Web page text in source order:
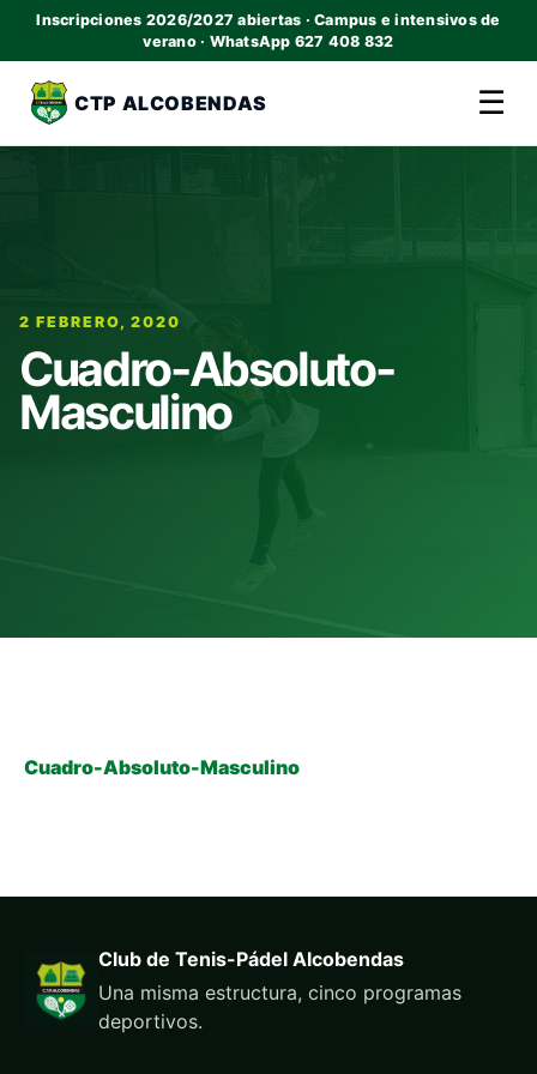
Inscripciones 2026/2027 abiertas · Campus e intensivos de
verano · WhatsApp 627 408 832
CTP ALCOBENDAS ☰
2 FEBRERO, 2020
Cuadro-Absoluto-
Masculino
Cuadro-Absoluto-Masculino
Club de Tenis-Pádel Alcobendas
Una misma estructura, cinco programas
deportivos.